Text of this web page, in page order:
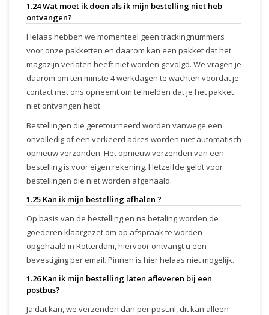
1.24 Wat moet ik doen als ik mijn bestelling niet heb
ontvangen?
Helaas hebben we momenteel geen trackingnummers
voor onze pakketten en daarom kan een pakket dat het
magazijn verlaten heeft niet worden gevolgd. We vragen je
daarom om ten minste 4 werkdagen te wachten voordat je
contact met ons opneemt om te melden dat je het pakket
niet ontvangen hebt.
Bestellingen die geretourneerd worden vanwege een
onvolledig of een verkeerd adres worden niet automatisch
opnieuw verzonden. Het opnieuw verzenden van een
bestelling is voor eigen rekening. Hetzelfde geldt voor
bestellingen die niet worden afgehaald.
1.25 Kan ik mijn bestelling afhalen ?
Op basis van de bestelling en na betaling worden de
goederen klaargezet om op afspraak te worden
opgehaald in Rotterdam, hiervoor ontvangt u een
bevestiging per email. Pinnen is hier helaas niet mogelijk.
1.26 Kan ik mijn bestelling laten afleveren bij een
postbus?
Ja dat kan, we verzenden dan per post.nl, dit kan alleen